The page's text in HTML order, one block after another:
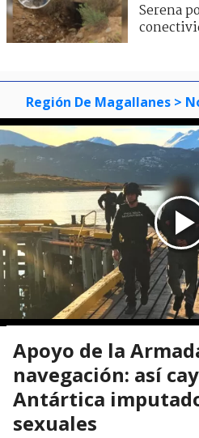
Serena
Región De Magallanes >
Apoyo de la
navegación: así
Antártica
sexuales